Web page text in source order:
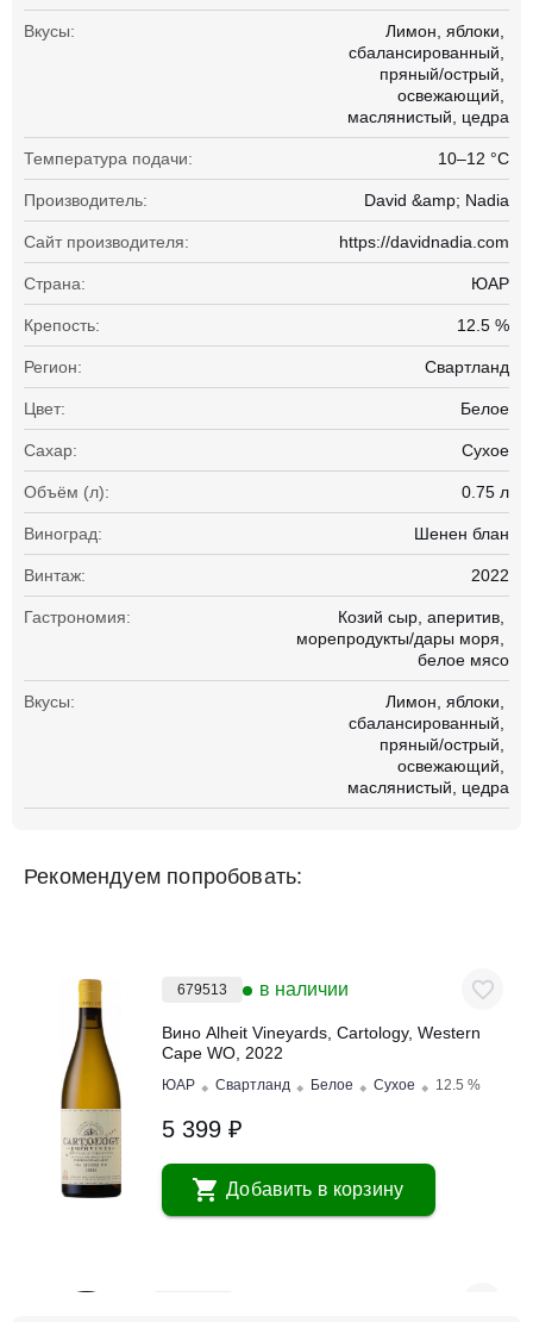
Вкусы: Лимон яблоки
сбалансированный
пряный/острый
освежающий
маслянистый
цедра
Температура подачи: 10–12 °С
Производитель: David &amp; Nadia
Сайт производителя: https://davidnadia.com
Страна: ЮАР
Крепость: 12.5 %
Регион: Свартланд
Цвет: Белое
Сахар: Сухое
Объём (л): 0.75 л
Виноград: Шенен блан
Винтаж: 2022
Гастрономия: Козий сыр аперитив
морепродукты/дары моря
белое мясо
Вкусы: Лимон яблоки
сбалансированный
пряный/острый
освежающий
маслянистый
цедра
Рекомендуем попробовать:
679513 в наличии
Вино Alheit Vineyards, Cartology, Western
Cape WO, 2022
ЮАР Свартланд Белое Сухое 12.5 %
5 399 ₽
Добавить в корзину